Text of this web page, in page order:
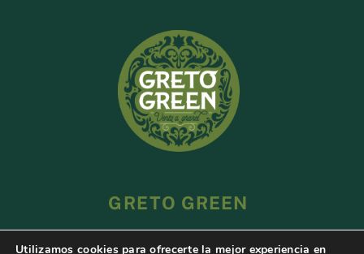
GRETO GREEN
Utilizamos cookies para ofrecerte la mejor experiencia en